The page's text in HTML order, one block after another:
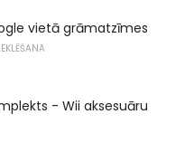
vietā grāmatzīmes
- Wii aksesuāru